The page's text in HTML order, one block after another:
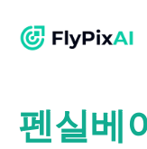
펜실베